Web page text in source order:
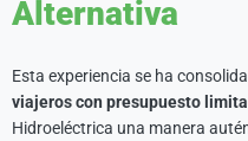
Alternativa
Esta experiencia se ha
viajeros con presupuesto
Hidroeléctrica una manera